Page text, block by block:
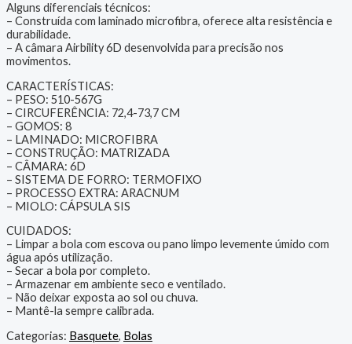
Alguns diferenciais técnicos:
– Construída com laminado microfibra, oferece alta resistência e
durabilidade.
– A câmara Airbility 6D desenvolvida para precisão nos
movimentos.
CARACTERÍSTICAS:
– PESO: 510-567G
– CIRCUFERÊNCIA: 72,4-73,7 CM
– GOMOS: 8
– LAMINADO: MICROFIBRA
– CONSTRUÇÃO: MATRIZADA
– CÂMARA: 6D
– SISTEMA DE FORRO: TERMOFIXO
– PROCESSO EXTRA: ARACNUM
– MIOLO: CÁPSULA SIS
CUIDADOS:
– Limpar a bola com escova ou pano limpo levemente úmido com
água após utilização.
– Secar a bola por completo.
– Armazenar em ambiente seco e ventilado.
– Não deixar exposta ao sol ou chuva.
– Mantê-la sempre calibrada.
Categorias: Basquete, Bolas